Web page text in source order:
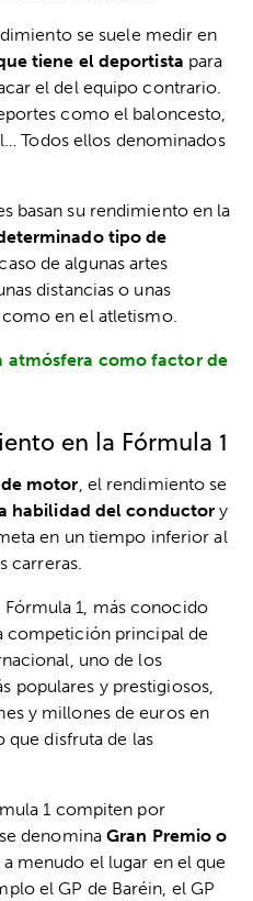
se suele medir en
tiene el deportista para
el del equipo contrario.
como el baloncesto,
Todos ellos denominados
basan su rendimiento en la
tipo de
de algunas artes
distancias o unas
en el atletismo.
atmósfera como factor de
en la Fórmula 1
motor, el rendimiento se
habilidad del conductory
en un tiempo inferior al
carreras.
1, más conocido
competición principal de
uno de los
populares y prestigiosos,
y millones de euros en
que disfruta de las
1 compiten por
denominaGran Premio o
menudo el lugar en el que
el GP de Baréin, el GP